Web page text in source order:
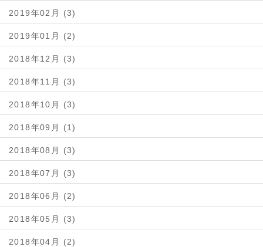
2019年02月 (3)
2019年01月 (2)
2018年12月 (3)
2018年11月 (3)
2018年10月 (3)
2018年09月 (1)
2018年08月 (3)
2018年07月 (3)
2018年06月 (2)
2018年05月 (3)
2018年04月 (2)